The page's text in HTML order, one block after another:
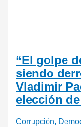
“El golpe
siendo
Vladimir
elección
Corrupción,